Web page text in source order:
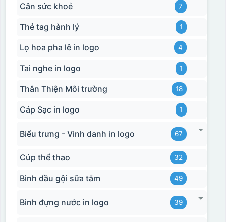
Cân sức khoẻ 7
Thẻ tag hành lý 1
Lọ hoa pha lê in logo 4
Tai nghe in logo 1
Thân Thiện Môi trường 18
Cáp Sạc in logo 1
Biểu trưng - Vinh danh in logo 67
Cúp thể thao 32
Bình dầu gội sữa tắm 49
Bình đựng nước in logo 39